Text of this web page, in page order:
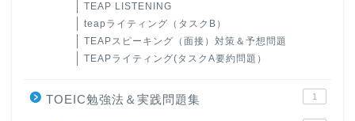
TEAP LISTENING
teapライティング（タスクB）
TEAPスピーキング（面接）対策＆予想問題
TEAPライティング(タスクA要約問題）
TOEIC勉強法＆実践問題集 1